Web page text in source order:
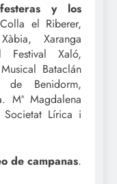
y los
el Riberer,
Xaranga
Festival Xaló,
Bataclán
de Benidorm,
Mª Magdalena
Lírica i
de campanas.